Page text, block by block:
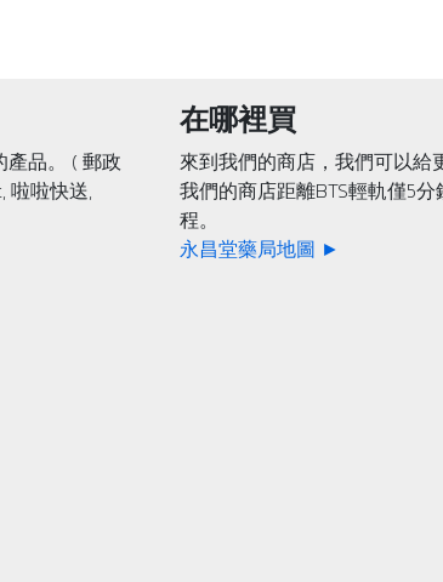
品。 ( 郵政
啦啦快送,
在哪裡買
來到我們的商店，我們可以給
我們的商店距離BTS輕軌僅5分
程。
永昌堂藥局地圖 ►